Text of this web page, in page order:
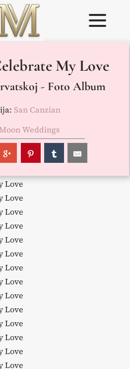
in
–
u
My Love
- Foto Album
San Canzian
Weddings